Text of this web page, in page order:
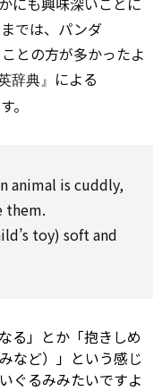
では、パンダ
との方が多かったよ
辞典』 による
。
animal is cuddly,
them.
toy) soft and
る」とか「抱きしめ
など）」という感じ
ぐるみみたいですよ